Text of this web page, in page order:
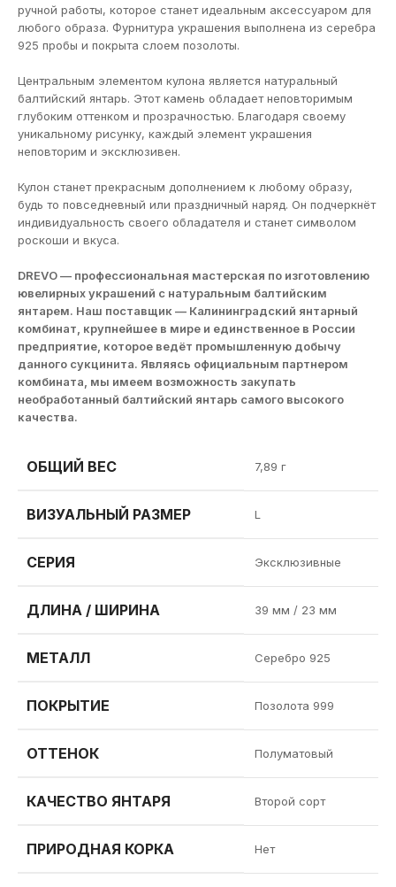
ручной работы, которое станет идеальным аксессуаром для
любого образа. Фурнитура украшения выполнена из серебра
925 пробы и покрыта слоем позолоты.
Центральным элементом кулона является натуральный
балтийский янтарь. Этот камень обладает неповторимым
глубоким оттенком и прозрачностью. Благодаря своему
уникальному рисунку, каждый элемент украшения
неповторим и эксклюзивен.
Кулон станет прекрасным дополнением к любому образу,
будь то повседневный или праздничный наряд. Он подчеркнёт
индивидуальность своего обладателя и станет символом
роскоши и вкуса.
DREVO — профессиональная мастерская по изготовлению
ювелирных украшений с натуральным балтийским
янтарем. Наш поставщик — Калининградский янтарный
комбинат, крупнейшее в мире и единственное в России
предприятие, которое ведёт промышленную добычу
данного сукцинита. Являясь официальным партнером
комбината, мы имеем возможность закупать
необработанный балтийский янтарь самого высокого
качества.
ОБЩИЙ ВЕС 7,89 г
ВИЗУАЛЬНЫЙ РАЗМЕР L
СЕРИЯ Эксклюзивные
ДЛИНА / ШИРИНА 39 мм / 23 мм
МЕТАЛЛ Серебро 925
ПОКРЫТИЕ Позолота 999
ОТТЕНОК Полуматовый
КАЧЕСТВО ЯНТАРЯ Второй сорт
ПРИРОДНАЯ КОРКА Нет